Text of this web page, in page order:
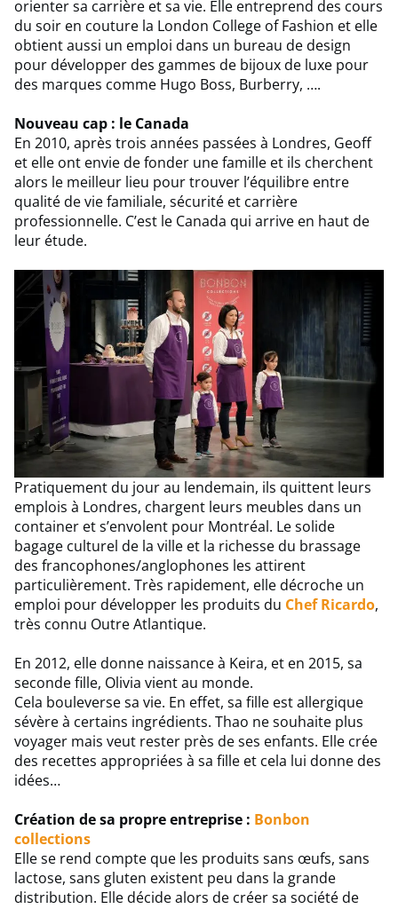
orienter sa carrière et sa vie. Elle entreprend des cours
du soir en couture la London College of Fashion et elle
obtient aussi un emploi dans un bureau de design
pour développer des gammes de bijoux de luxe pour
des marques comme Hugo Boss, Burberry, ….
Nouveau cap : le Canada
En 2010, après trois années passées à Londres, Geoff
et elle ont envie de fonder une famille et ils cherchent
alors le meilleur lieu pour trouver l’équilibre entre
qualité de vie familiale, sécurité et carrière
professionnelle. C’est le Canada qui arrive en haut de
leur étude.
Pratiquement du jour au lendemain, ils quittent leurs
emplois à Londres, chargent leurs meubles dans un
container et s’envolent pour Montréal. Le solide
bagage culturel de la ville et la richesse du brassage
des francophones/anglophones les attirent
particulièrement. Très rapidement, elle décroche un
emploi pour développer les produits du Chef Ricardo,
très connu Outre Atlantique.
En 2012, elle donne naissance à Keira, et en 2015, sa
seconde fille, Olivia vient au monde.
Cela bouleverse sa vie. En effet, sa fille est allergique
sévère à certains ingrédients. Thao ne souhaite plus
voyager mais veut rester près de ses enfants. Elle crée
des recettes appropriées à sa fille et cela lui donne des
idées…
Création de sa propre entreprise : Bonbon
collections
Elle se rend compte que les produits sans œufs, sans
lactose, sans gluten existent peu dans la grande
distribution. Elle décide alors de créer sa société de